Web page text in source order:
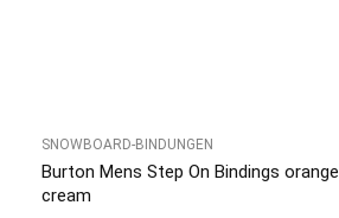
SNOWBOARD-BINDUNGEN
Burton Mens Step On Bindings orange
cream